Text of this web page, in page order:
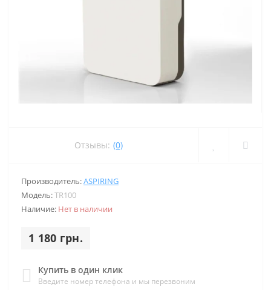
Отзывы: (0)
Производитель:ASPIRING
Модель:TR100
Наличие: Нет в наличии
1 180 грн.
Купить в один клик
Введите номер телефона и мы перезвоним